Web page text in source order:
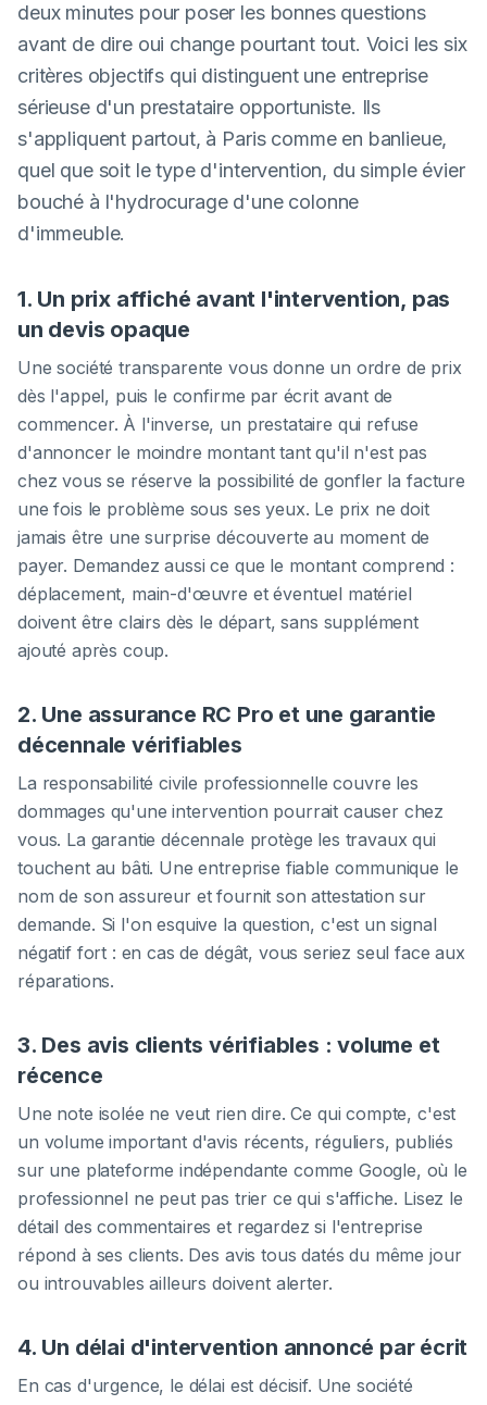
deux minutes pour poser les bonnes questions
avant de dire oui change pourtant tout. Voici les six
critères objectifs qui distinguent une entreprise
sérieuse d'un prestataire opportuniste. Ils
s'appliquent partout, à Paris comme en banlieue,
quel que soit le type d'intervention, du simple évier
bouché à l'hydrocurage d'une colonne
d'immeuble.
1. Un prix affiché avant l'intervention, pas
un devis opaque
Une société transparente vous donne un ordre de prix
dès l'appel, puis le confirme par écrit avant de
commencer. À l'inverse, un prestataire qui refuse
d'annoncer le moindre montant tant qu'il n'est pas
chez vous se réserve la possibilité de gonfler la facture
une fois le problème sous ses yeux. Le prix ne doit
jamais être une surprise découverte au moment de
payer. Demandez aussi ce que le montant comprend :
déplacement, main-d'œuvre et éventuel matériel
doivent être clairs dès le départ, sans supplément
ajouté après coup.
2. Une assurance RC Pro et une garantie
décennale vérifiables
La responsabilité civile professionnelle couvre les
dommages qu'une intervention pourrait causer chez
vous. La garantie décennale protège les travaux qui
touchent au bâti. Une entreprise fiable communique le
nom de son assureur et fournit son attestation sur
demande. Si l'on esquive la question, c'est un signal
négatif fort : en cas de dégât, vous seriez seul face aux
réparations.
3. Des avis clients vérifiables : volume et
récence
Une note isolée ne veut rien dire. Ce qui compte, c'est
un volume important d'avis récents, réguliers, publiés
sur une plateforme indépendante comme Google, où le
professionnel ne peut pas trier ce qui s'affiche. Lisez le
détail des commentaires et regardez si l'entreprise
répond à ses clients. Des avis tous datés du même jour
ou introuvables ailleurs doivent alerter.
4. Un délai d'intervention annoncé par écrit
En cas d'urgence, le délai est décisif. Une société